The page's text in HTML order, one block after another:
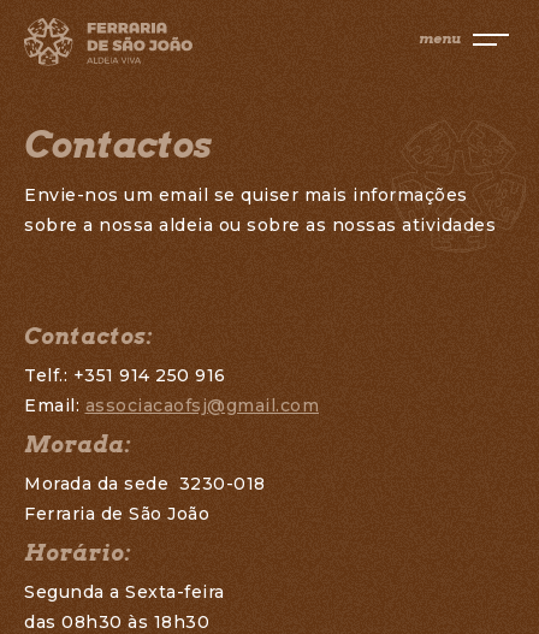
menu
Aldeia Viva
A Ferraria
Onde?
Os Ferreiros
As histórias da nossa comunidade
SOBRE NÓS
A REDE
Contactos
Envie-nos um email se quiser mais informações
sobre a nossa aldeia ou sobre as nossas atividades
Contactos:
Telf.: +351 914 250 916
Email: associacaofsj@gmail.com
Morada:
Morada da sede 3230-018
Ferraria de São João
Horário:
Segunda a Sexta-feira
das 08h30 às 18h30